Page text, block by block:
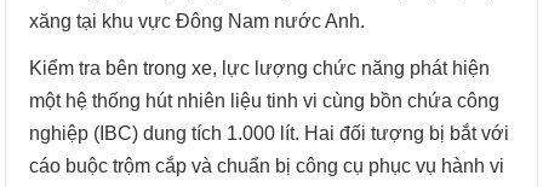
xăng tại khu vực Đông Nam nước Anh.
Kiểm tra bên trong xe, lực lượng chức năng phát hiện
một hệ thống hút nhiên liệu tinh vi cùng bồn chứa công
nghiệp (IBC) dung tích 1.000 lít. Hai đối tượng bị bắt với
cáo buộc trộm cắp và chuẩn bị công cụ phục vụ hành vi